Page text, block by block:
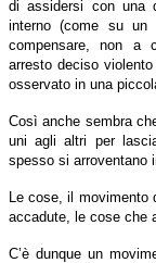
di assidersi con una
interno (come su un
compensare, non a
arresto deciso
osservato in una
Così anche sembra
uni agli altri per
spesso si arroventano
Le cose, il
accadute, le cose che
C’è dunque un